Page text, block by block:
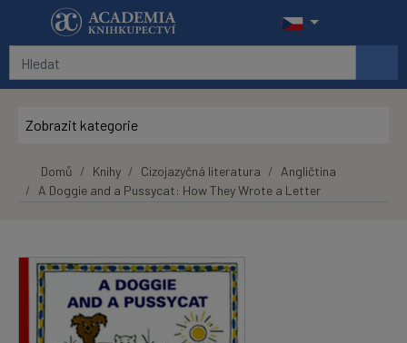
Přeskočit na hlavní obsah
Zobrazit kategorie
Domů Knihy Cizojazyčná literatura
Angličtina
A Doggie and a Pussycat: How They Wrote a Letter